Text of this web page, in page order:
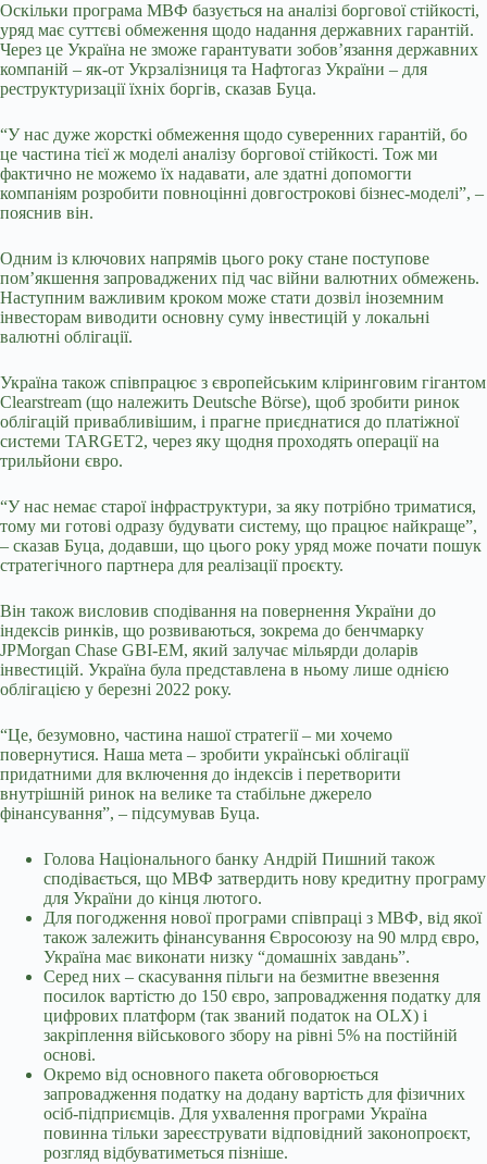
Оскільки програма МВФ базується на аналізі боргової стійкості,
уряд має суттєві обмеження щодо надання державних гарантій.
Через це Україна не зможе гарантувати зобов’язання державних
компаній – як-от Укрзалізниця та Нафтогаз України – для
реструктуризації їхніх боргів, сказав Буца.
“У нас дуже жорсткі обмеження щодо суверенних гарантій, бо
це частина тієї ж моделі аналізу боргової стійкості. Тож ми
фактично не можемо їх надавати, але здатні допомогти
компаніям розробити повноцінні довгострокові бізнес-моделі”, –
пояснив він.
Одним із ключових напрямів цього року стане поступове
пом’якшення запроваджених під час війни валютних обмежень.
Наступним важливим кроком може стати дозвіл іноземним
інвесторам виводити основну суму інвестицій у локальні
валютні облігації.
Україна також співпрацює з європейським кліринговим гігантом
Clearstream (що належить Deutsche Börse), щоб зробити ринок
облігацій привабливішим, і прагне приєднатися до платіжної
системи TARGET2, через яку щодня проходять операції на
трильйони євро.
“У нас немає старої інфраструктури, за яку потрібно триматися,
тому ми готові одразу будувати систему, що працює найкраще”,
– сказав Буца, додавши, що цього року уряд може почати пошук
стратегічного партнера для реалізації проєкту.
Він також висловив сподівання на повернення України до
індексів ринків, що розвиваються, зокрема до бенчмарку
JPMorgan Chase GBI-EM, який залучає мільярди доларів
інвестицій. Україна була представлена в ньому лише однією
облігацією у березні 2022 року.
“Це, безумовно, частина нашої стратегії – ми хочемо
повернутися. Наша мета – зробити українські облігації
придатними для включення до індексів і перетворити
внутрішній ринок на велике та стабільне джерело
фінансування”, – підсумував Буца.
Голова Національного банку Андрій Пишний також
сподівається, що МВФ затвердить нову кредитну програму
для України до кінця лютого.
Для погодження нової програми співпраці з МВФ, від якої
також залежить фінансування Євросоюзу на 90 млрд євро,
Україна має виконати низку “домашніх завдань”.
Серед них – скасування пільги на безмитне ввезення
посилок вартістю до 150 євро, запровадження податку для
цифрових платформ (так званий податок на OLX) і
закріплення військового збору на рівні 5% на постійній
основі.
Окремо від основного пакета обговорюється
запровадження податку на додану вартість для фізичних
осіб-підприємців. Для ухвалення програми Україна
повинна тільки зареєструвати відповідний законопроєкт,
розгляд відбуватиметься пізніше.